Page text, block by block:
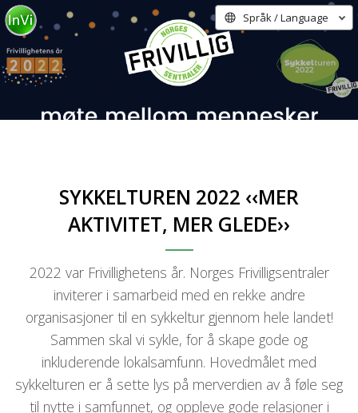
Språk / Language
SYKKELTUREN 2022 ‹‹MER
AKTIVITET, MER GLEDE››
2022 var Frivillighetens år. Norges Frivilligsentraler
inviterer i samarbeid med en rekke andre
organisasjoner til en sykkeltur gjennom hele landet!
Sammen skal vi sykle, for å skape gode og
inkluderende lokalsamfunn. Hovedmålet med
sykkelturen er å sette lys på merverdien av å føle seg
til nytte i samfunnet, og oppleve gode relasjoner i